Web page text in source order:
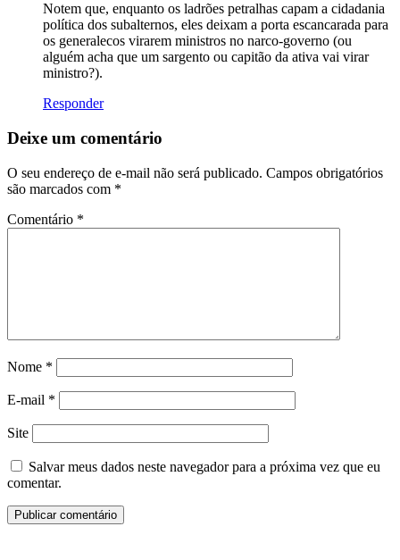
Notem que, enquanto os ladrões petralhas capam a cidadania
política dos subalternos, eles deixam a porta escancarada para
os generalecos virarem ministros no narco-governo (ou
alguém acha que um sargento ou capitão da ativa vai virar
ministro?).
Responder
Deixe um comentário
O seu endereço de e-mail não será publicado. Campos obrigatórios
são marcados com *
Comentário *
Nome *
E-mail *
Site
Salvar meus dados neste navegador para a próxima vez que eu
comentar.